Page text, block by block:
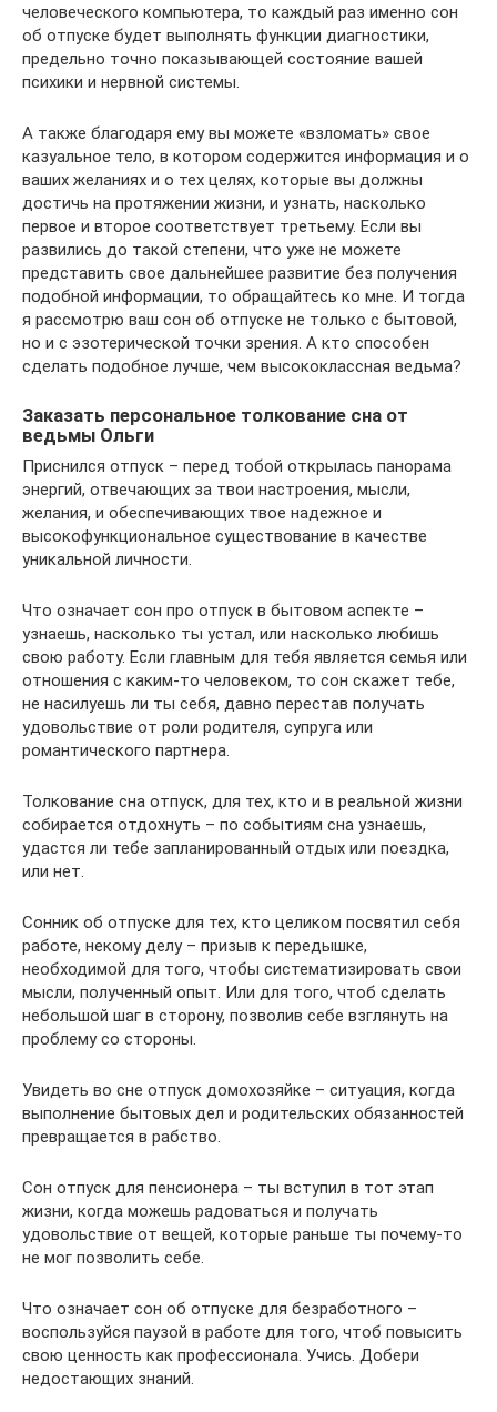
человеческого компьютера, то каждый раз именно сон
об отпуске будет выполнять функции диагностики,
предельно точно показывающей состояние вашей
психики и нервной системы.
А также благодаря ему вы можете «взломать» свое
казуальное тело, в котором содержится информация и о
ваших желаниях и о тех целях, которые вы должны
достичь на протяжении жизни, и узнать, насколько
первое и второе соответствует третьему. Если вы
развились до такой степени, что уже не можете
представить свое дальнейшее развитие без получения
подобной информации, то обращайтесь ко мне. И тогда
я рассмотрю ваш сон об отпуске не только с бытовой,
но и с эзотерической точки зрения. А кто способен
сделать подобное лучше, чем высококлассная ведьма?
Заказать персональное толкование сна от
ведьмы Ольги
Приснился отпуск – перед тобой открылась панорама
энергий, отвечающих за твои настроения, мысли,
желания, и обеспечивающих твое надежное и
высокофункциональное существование в качестве
уникальной личности.
Что означает сон про отпуск в бытовом аспекте –
узнаешь, насколько ты устал, или насколько любишь
свою работу. Если главным для тебя является семья или
отношения с каким-то человеком, то сон скажет тебе,
не насилуешь ли ты себя, давно перестав получать
удовольствие от роли родителя, супруга или
романтического партнера.
Толкование сна отпуск, для тех, кто и в реальной жизни
собирается отдохнуть – по событиям сна узнаешь,
удастся ли тебе запланированный отдых или поездка,
или нет.
Сонник об отпуске для тех, кто целиком посвятил себя
работе, некому делу – призыв к передышке,
необходимой для того, чтобы систематизировать свои
мысли, полученный опыт. Или для того, чтоб сделать
небольшой шаг в сторону, позволив себе взглянуть на
проблему со стороны.
Увидеть во сне отпуск домохозяйке – ситуация, когда
выполнение бытовых дел и родительских обязанностей
превращается в рабство.
Сон отпуск для пенсионера – ты вступил в тот этап
жизни, когда можешь радоваться и получать
удовольствие от вещей, которые раньше ты почему-то
не мог позволить себе.
Что означает сон об отпуске для безработного –
воспользуйся паузой в работе для того, чтоб повысить
свою ценность как профессионала. Учись. Добери
недостающих знаний.